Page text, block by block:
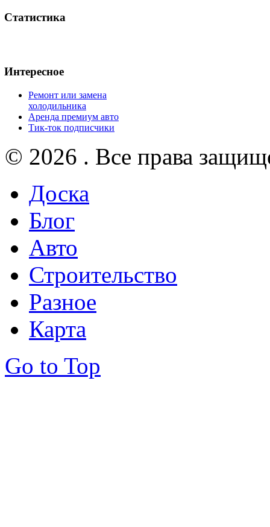
Статистика
Интересное
Ремонт или замена
холодильника
Аренда премиум авто
Тик-ток подписчики
© 2026 . Все права
Доска
Блог
Авто
Строительство
Разное
Карта
Go to Top